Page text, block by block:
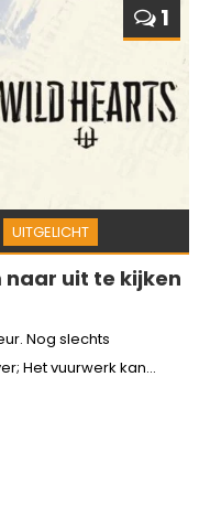
1
UITGELICHT
naar uit te kijken
Nog slechts
Het vuurwerk kan...